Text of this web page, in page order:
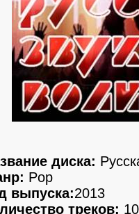
диска:
Pop
выпуска:2013
треков: